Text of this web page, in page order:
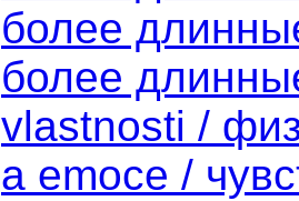
более
более
vlastnosti /
a emoce /